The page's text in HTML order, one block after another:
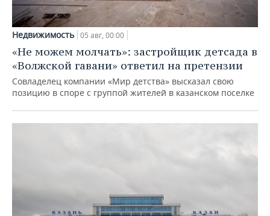
Недвижимость 05 авг, 00:00
«Не можем молчать»: застройщик детсада в
«Волжской гавани» ответил на претензии
Совладелец компании «Мир детства» высказал свою
позицию в споре с группой жителей в казанском поселке